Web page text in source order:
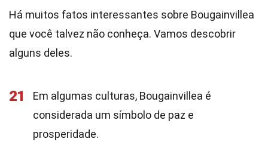
Há muitos fatos interessantes sobre Bougainvillea
que você talvez não conheça. Vamos descobrir
alguns deles.
21
Em algumas culturas, Bougainvillea é
considerada um símbolo de paz e
prosperidade.